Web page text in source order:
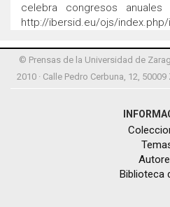
celebra congresos anuales
http://ibersid.eu/ojs/
© Prensas de la Universidad de
2010 · Calle Pedro Cerbuna, 12,
Biblioteca